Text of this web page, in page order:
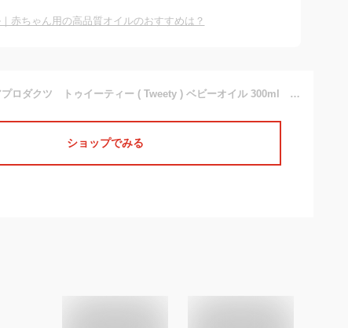
赤ちゃん用の高品質オイルのおすすめは？
熊野油脂 ビューアプロダクツ トゥイーティー ( Tweety ) ベビーオイル 300ml 無香料・無着色 ( 赤ちゃん用ベイビーオイル 本体 ) ( 4513574011809 )
ショップでみる